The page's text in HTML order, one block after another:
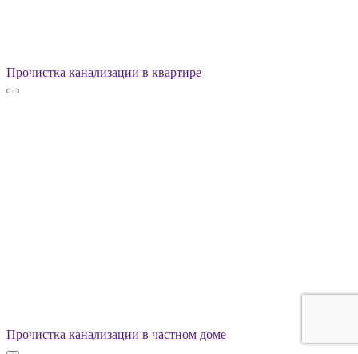
Прочистка канализации в квартире
Прочистка канализации в частном доме